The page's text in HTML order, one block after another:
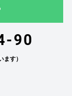
90
す）